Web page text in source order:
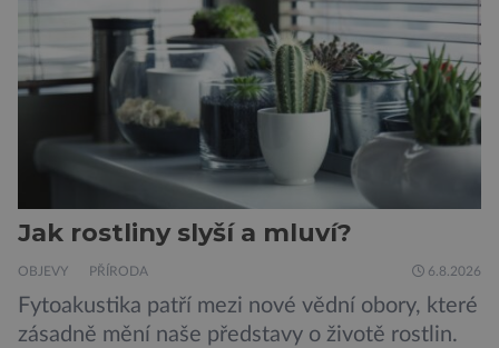
Jak rostliny slyší a mluví?
OBJEVY PŘÍRODA 6.8.2026
Fytoakustika patří mezi nové vědní obory, které
zásadně mění naše představy o životě rostlin.